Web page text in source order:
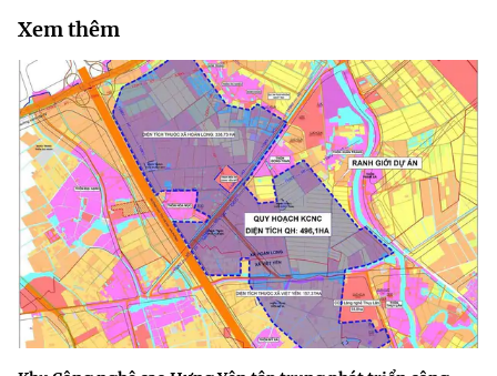
Xem thêm